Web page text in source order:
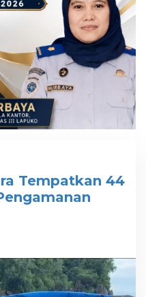
Tempatkan 44